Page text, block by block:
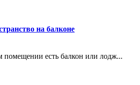
на балконе
есть балкон или лодж...